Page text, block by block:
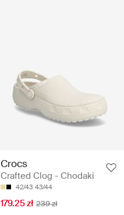
Crocs
Crafted Clog - Chodaki
42/43 43/44
179.25 zł 239 zł